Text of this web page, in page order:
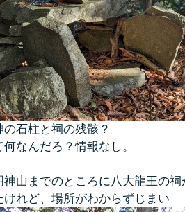
の石柱と祠の残骸？
なんだろ？情報なし。
神山までのところに八大龍王の
けれど、場所がわからずじまい